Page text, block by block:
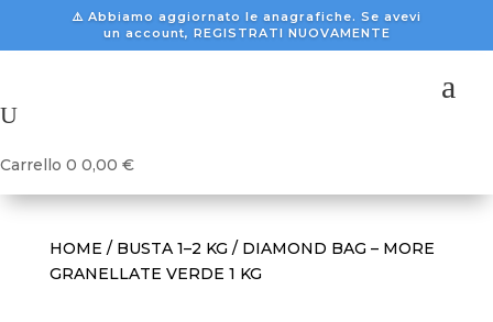
⚠️ Abbiamo aggiornato le anagrafiche. Se avevi
un account, REGISTRATI NUOVAMENTE
a
U
Carrello 0 0,00 €
HOME / BUSTA 1–2 KG / DIAMOND BAG – MORE
GRANELLATE VERDE 1 KG